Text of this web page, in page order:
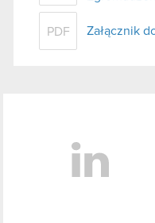
PDF Załącznik